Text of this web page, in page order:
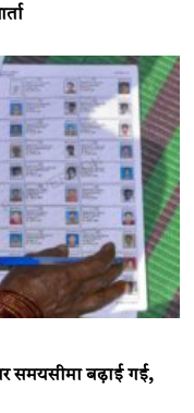
समयसीमा बढ़ाई गई,